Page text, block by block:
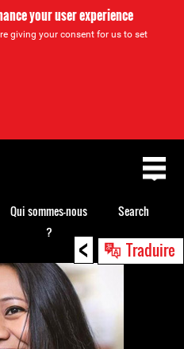
your user experience
giving your consent for us to set
< Traduire
Qui sommes-nous
?
Search